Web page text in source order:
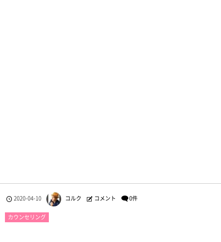
2020-04-10 コルク コメント 0件
カウンセリング